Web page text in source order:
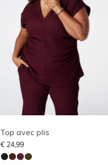
Top avec plis
€ 24,99